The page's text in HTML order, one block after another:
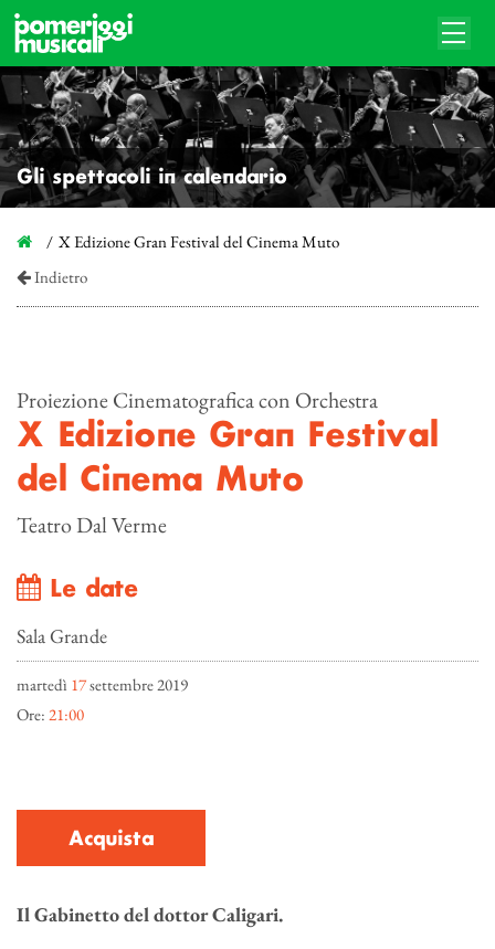
Gli spettacoli in calendario
X Edizione Gran Festival del Cinema Muto
Indietro
Proiezione Cinematografica con Orchestra
X Edizione Gran Festival
del Cinema Muto
Teatro Dal Verme
Le date
Sala Grande
martedì 17settembre 2019
Ore: 21:00
Acquista
Il Gabinetto del dottor Caligari.